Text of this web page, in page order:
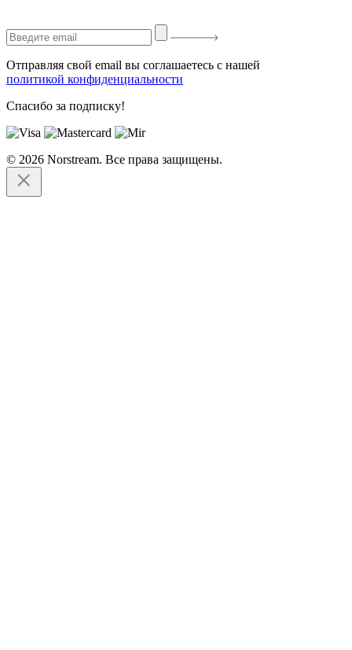
Отправляя свой email вы соглашаетесь с нашей
политикой конфиденциальности
Спасибо за подписку!
© 2026 Norstream. Все права защищены.